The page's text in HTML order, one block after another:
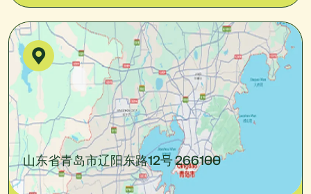
山东省青岛市辽阳东路12号 266100